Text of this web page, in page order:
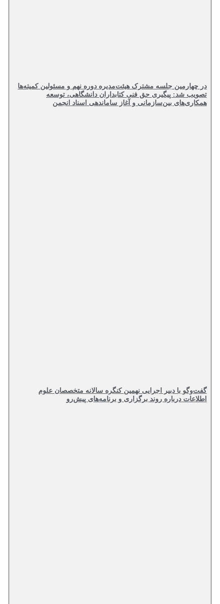
در چهارمین جلسه مشترک هیئت‌مدیره دوره نهم و مسئولین کمیته‌ها
تصویب شد: پیگیری حق فنی کتابداران دانشگاهی، توسعه
همکاری‌های بین‌سازمانی و آغاز ساماندهی اسناد انجمن
گفت‌وگو با دبیر اجرایی نهمین کنگره سالانه متخصصان علوم
اطلاعات درباره روند برگزاری و برنامه‌های پیش‌رو